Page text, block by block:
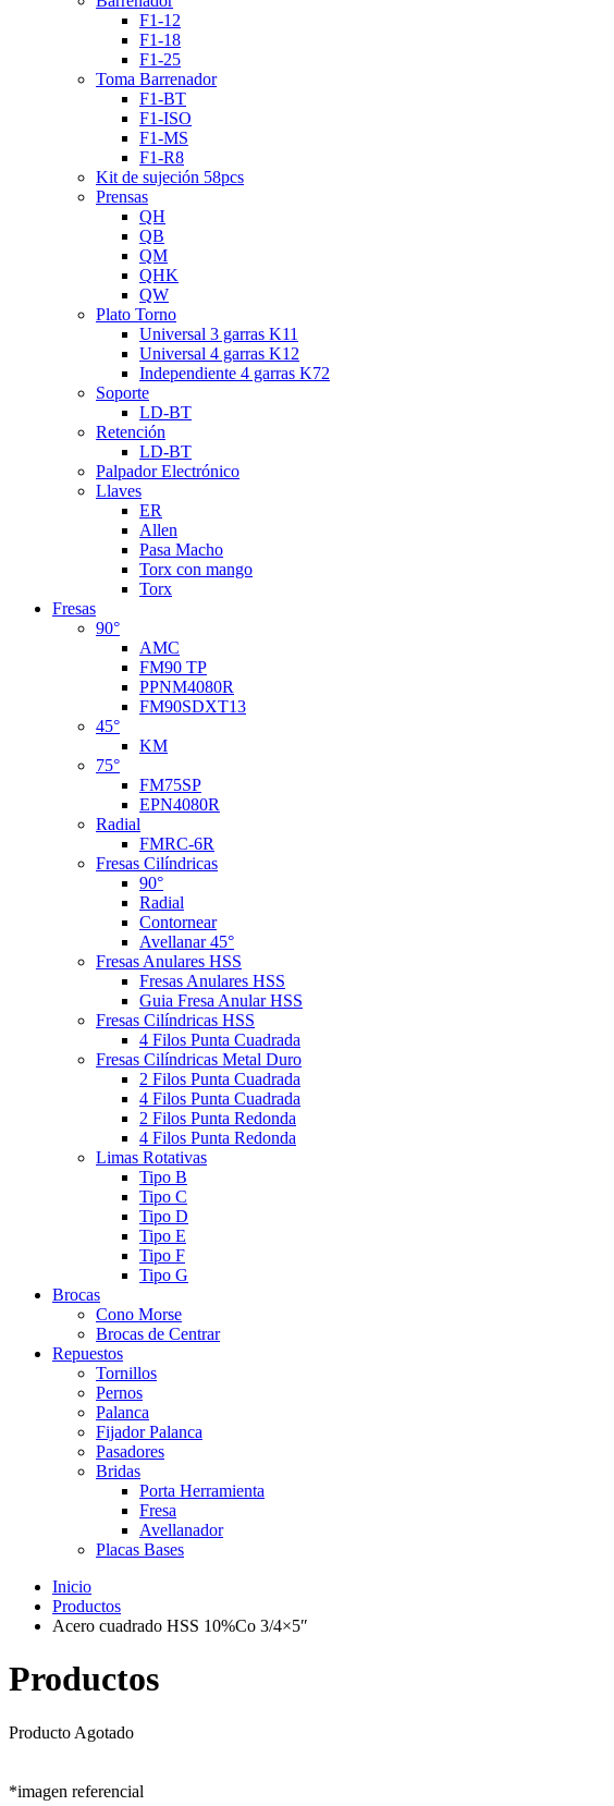
F1-12
F1-18
F1-25
Toma Barrenador
F1-BT
F1-ISO
F1-MS
F1-R8
Kit de sujeción 58pcs
Prensas
QH
QB
QM
QHK
QW
Plato Torno
Universal 3 garras K11
Universal 4 garras K12
Independiente 4 garras K72
Soporte
LD-BT
Retención
LD-BT
Palpador Electrónico
Llaves
ER
Allen
Pasa Macho
Torx con mango
Torx
Fresas
90°
AMC
FM90 TP
PPNM4080R
FM90SDXT13
45°
KM
75°
FM75SP
EPN4080R
Radial
FMRC-6R
Fresas Cilíndricas
90°
Radial
Contornear
Avellanar 45°
Fresas Anulares HSS
Fresas Anulares HSS
Guia Fresa Anular HSS
Fresas Cilíndricas HSS
4 Filos Punta Cuadrada
Fresas Cilíndricas Metal Duro
2 Filos Punta Cuadrada
4 Filos Punta Cuadrada
2 Filos Punta Redonda
4 Filos Punta Redonda
Limas Rotativas
Tipo B
Tipo C
Tipo D
Tipo E
Tipo F
Tipo G
Brocas
Cono Morse
Brocas de Centrar
Repuestos
Tornillos
Pernos
Palanca
Fijador Palanca
Pasadores
Bridas
Porta Herramienta
Fresa
Avellanador
Placas Bases
Inicio
Productos
Acero cuadrado HSS 10%Co 3/4×5″
Productos
Producto Agotado
*imagen referencial